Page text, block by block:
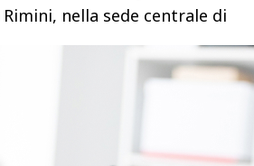
nella sede centrale di
formato narrativo della prima
«Se l’anno scorso l’obiettivo
il Forum unisce
Italia Srl. L’ambizione
italiano, partendo non